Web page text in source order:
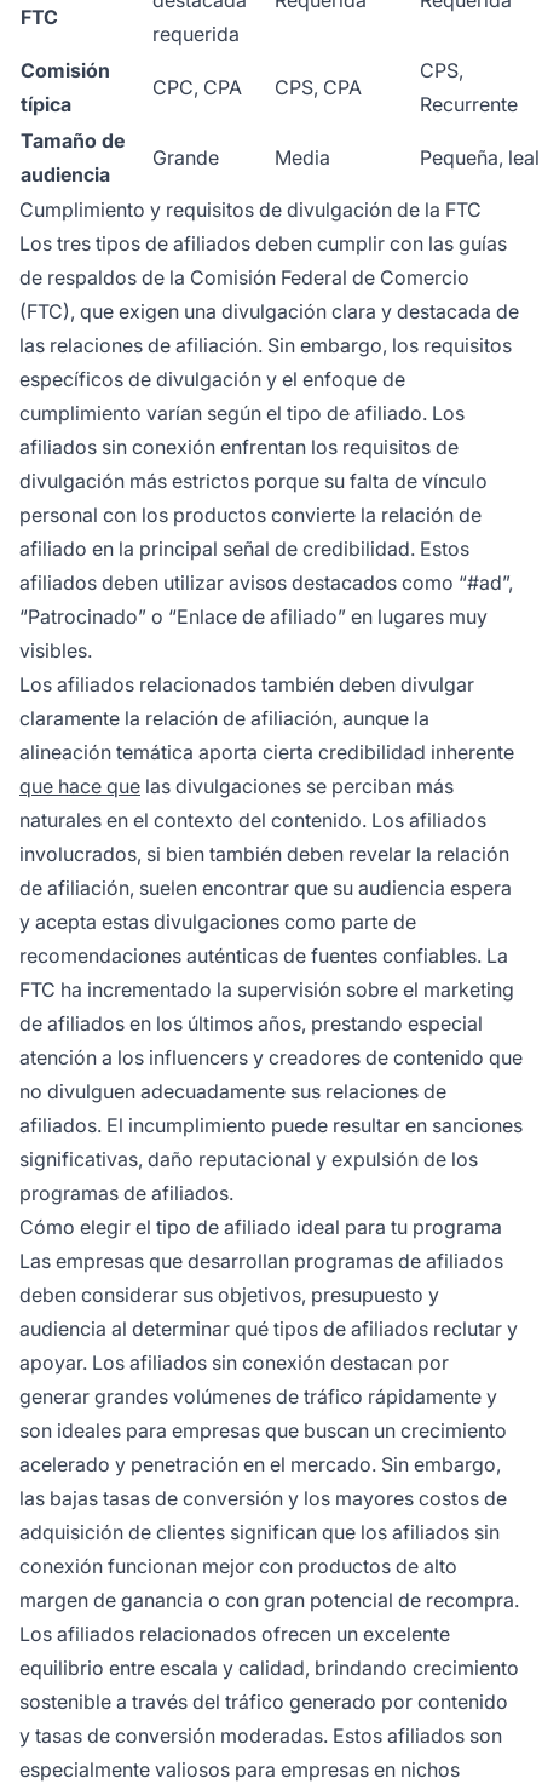
FTC
requerida
Comisión
típica
CPC, CPA CPS, CPA
CPS,
Recurrente
Tamaño de
audiencia
Grande Media Pequeña, leal
Cumplimiento y requisitos de divulgación de la FTC
Los tres tipos de afiliados deben cumplir con las guías
de respaldos de la Comisión Federal de Comercio
(FTC), que exigen una divulgación clara y destacada de
las relaciones de afiliación. Sin embargo, los requisitos
específicos de divulgación y el enfoque de
cumplimiento varían según el tipo de afiliado. Los
afiliados sin conexión enfrentan los requisitos de
divulgación más estrictos porque su falta de vínculo
personal con los productos convierte la relación de
afiliado en la principal señal de credibilidad. Estos
afiliados deben utilizar avisos destacados como “#ad”,
“Patrocinado” o “Enlace de afiliado” en lugares muy
visibles.
Los afiliados relacionados también deben divulgar
claramente la relación de afiliación, aunque la
alineación temática aporta cierta credibilidad inherente
que hace que las divulgaciones se perciban más
naturales en el contexto del contenido. Los afiliados
involucrados, si bien también deben revelar la relación
de afiliación, suelen encontrar que su audiencia espera
y acepta estas divulgaciones como parte de
recomendaciones auténticas de fuentes confiables. La
FTC ha incrementado la supervisión sobre el marketing
de afiliados en los últimos años, prestando especial
atención a los influencers y creadores de contenido que
no divulguen adecuadamente sus relaciones de
afiliados. El incumplimiento puede resultar en sanciones
significativas, daño reputacional y expulsión de los
programas de afiliados.
Cómo elegir el tipo de afiliado ideal para tu programa
Las empresas que desarrollan programas de afiliados
deben considerar sus objetivos, presupuesto y
audiencia al determinar qué tipos de afiliados reclutar y
apoyar. Los afiliados sin conexión destacan por
generar grandes volúmenes de tráfico rápidamente y
son ideales para empresas que buscan un crecimiento
acelerado y penetración en el mercado. Sin embargo,
las bajas tasas de conversión y los mayores costos de
adquisición de clientes significan que los afiliados sin
conexión funcionan mejor con productos de alto
margen de ganancia o con gran potencial de recompra.
Los afiliados relacionados ofrecen un excelente
equilibrio entre escala y calidad, brindando crecimiento
sostenible a través del tráfico generado por contenido
y tasas de conversión moderadas. Estos afiliados son
especialmente valiosos para empresas en nichos